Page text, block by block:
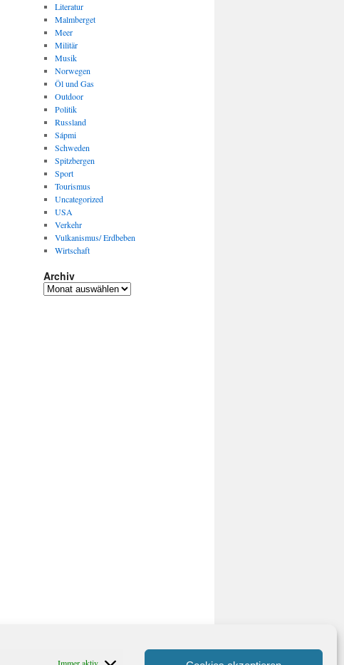
Literatur
Malmberget
Meer
Militär
Musik
Norwegen
Öl und Gas
Outdoor
Politik
Russland
Sápmi
Schweden
Spitzbergen
Sport
Tourismus
Uncategorized
USA
Verkehr
Vulkanismus/ Erdbeben
Wirtschaft
Archiv
Archiv